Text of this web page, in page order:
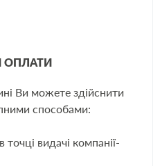
более 300
предусматривает более 2000
Ви можете здійснити
способами:
точці видачі компанії-